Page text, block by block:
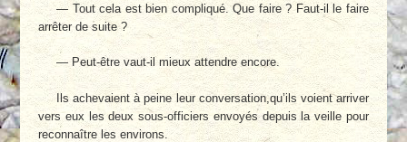
— Tout cela est bien compliqué. Que faire ? Faut-il le faire
arrêter de suite ?
— Peut-être vaut-il mieux attendre encore.
Ils achevaient à peine leur conversation,qu’ils voient arriver
vers eux les deux sous-officiers envoyés depuis la veille pour
reconnaître les environs.